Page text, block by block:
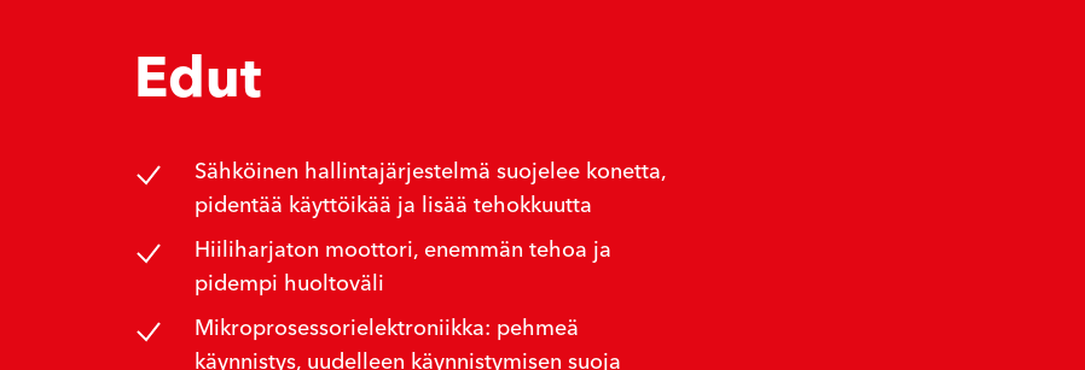
Edut
Sähköinen hallintajärjestelmä suojelee konetta,
pidentää käyttöikää ja lisää tehokkuutta
Hiiliharjaton moottori, enemmän tehoa ja
pidempi huoltoväli
Mikroprosessorielektroniikka: pehmeä
käynnistys, uudelleen käynnistymisen suoja